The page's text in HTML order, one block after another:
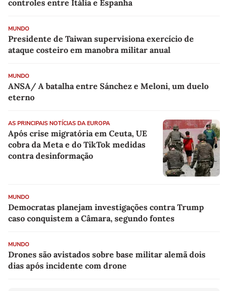
controles entre Itália e Espanha
MUNDO
Presidente de Taiwan supervisiona exercício de
ataque costeiro em manobra militar anual
MUNDO
ANSA/ A batalha entre Sánchez e Meloni, um duelo
eterno
AS PRINCIPAIS NOTÍCIAS DA EUROPA
Após crise migratória em Ceuta, UE
cobra da Meta e do TikTok medidas
contra desinformação
MUNDO
Democratas planejam investigações contra Trump
caso conquistem a Câmara, segundo fontes
MUNDO
Drones são avistados sobre base militar alemã dois
dias após incidente com drone